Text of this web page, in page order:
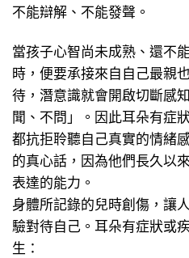
不能辯解、不能發聲。
當孩子心智尚未成熟、還不
時，便要承接來自自己最親
待，潛意識就會開啟切斷感
聞、不問」。因此耳朵有症
都抗拒聆聽自己真實的情緒
的真心話，因為他們長久以
表達的能力。
身體所記錄的兒時創傷，讓
驗對待自己。耳朵有症狀或
生：